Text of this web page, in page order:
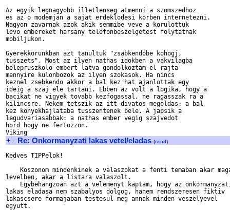
Az egyik legnagyobb illetlenseg atmenni a szomszedhoz
es az o modemjan a sajat erdeklodesi korben internetezni.
Nagyon zavarnak azok akik semmibe veve a korulottuk
levo embereket harsany telefonbeszelgetest folytatnak
mobiljukon.
Gyerekkorunkban azt tanultuk "zsabkendobe kohogj,
tusszets". Most az ilyen nathas idokben a vakvilagba
belepruszkolo embert latva gondolkoztam el rajta
mennyire kulonbozok az ilyen szokasok. Ha nincs
keznel zsebkendo akkor a bal kez hat ajanlottak egy
ideig a szaj ele tartani. Ebben az volt a logika, hogy a
bacikat ne vigyek tovabb kezfogassal, ne ragasszak ra a
kilincsre. Nekem tetszik az itt divatos megoldas: a bal
kez konyekhajlataba tusszentenek bele. A japsik a
legudvariasabbak: a nathas ember vegig szajvedot
hord hogy ne fertozzon.
+ - Re: Onkormanyzati lakas vetel/eladas (mind)
Kedves TIPPelok!
Koszonom mindenkinek a valaszokat a fenti temaban akar
levelben, akar a listara valaszolt.
Egybehangzoan azt a velemenyt kaptam, hogy az
lakas eladasa nem szabalyos dolgog, hanem rendszeresen fiktiv
lakascsere formajaban testesul meg annak minden veszelyevel
egyutt.